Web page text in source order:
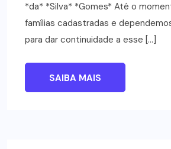
*da* *Silva* *Gomes* Até o
famílias cadastradas e
para dar continuidade a esse […]
SAIBA MAIS